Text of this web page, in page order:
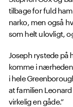
tilbage for fuld
narko, men også
som helt ulovligt,
Joseph rystede på
komme i
i hele
at familien
virkelig en gåde.”